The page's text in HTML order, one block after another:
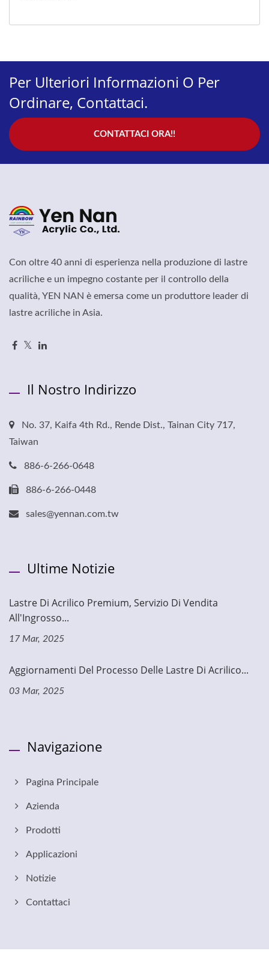
Per Ulteriori Informazioni O Per
Ordinare, Contattaci.
CONTATTACI ORA!!
Con oltre 40 anni di esperienza nella produzione di lastre
acriliche e un impegno costante per il controllo della
qualità, YEN NAN è emersa come un produttore leader di
lastre acriliche in Asia.
Il Nostro Indirizzo
No. 37, Kaifa 4th Rd., Rende Dist., Tainan City 717,
Taiwan
886-6-266-0648
886-6-266-0448
sales@yennan.com.tw
Ultime Notizie
Lastre Di Acrilico Premium, Servizio Di Vendita
All'Ingrosso...
17 Mar, 2025
Aggiornamenti Del Processo Delle Lastre Di Acrilico...
03 Mar, 2025
Navigazione
Pagina Principale
Azienda
Prodotti
Applicazioni
Notizie
Contattaci